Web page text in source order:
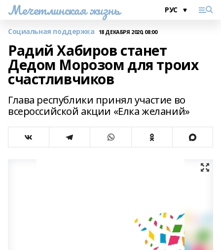
Мечетлинская жизнь
Социальная поддержка 18 ДЕКАБРЯ 2020, 08:00
Радий Хабиров станет
Дедом Морозом для троих
счастливчиков
Глава республики принял участие во
всероссийской акции «Елка желаний»